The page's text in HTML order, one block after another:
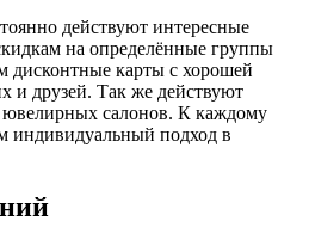
действуют интересные
на определённые группы
дисконтные карты с хорошей
и друзей. Так же действуют
ювелирных салонов. К каждому
индивидуальный подход в